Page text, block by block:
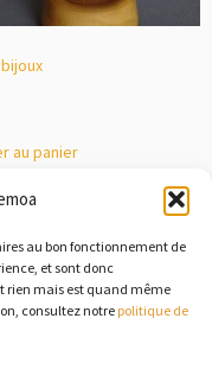
au bon fonctionnement de
et sont donc
rien mais est quand même
consultez notre politique de
au panier